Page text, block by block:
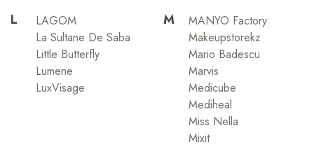
L
LAGOM
La Sultane De Saba
Little Butterfly
Lumene
LuxVisage
M
MANYO Factory
Makeupstorekz
Mario Badescu
Marvis
Medicube
Mediheal
Miss Nella
Mixit